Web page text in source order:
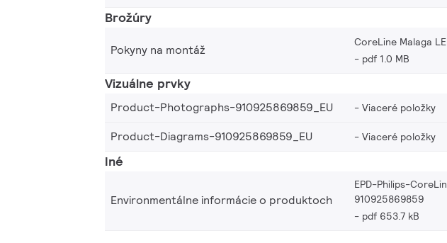
Brožúry
Pokyny na montáž
CoreLine Malaga
pdf 1.0 MB
Vizuálne prvky
Product-Photographs-910925869859_EU Viaceré položky
Product-Diagrams-910925869859_EU
Viaceré položky
Iné
Environmentálne informácie o produktoch
EPD-Philips-
910925869859
pdf 653.7 kB